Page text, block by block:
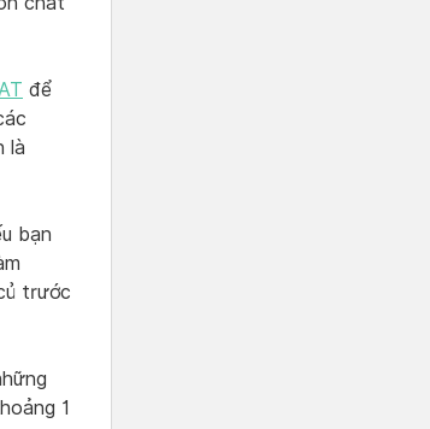
để
là
bạn
trước
1